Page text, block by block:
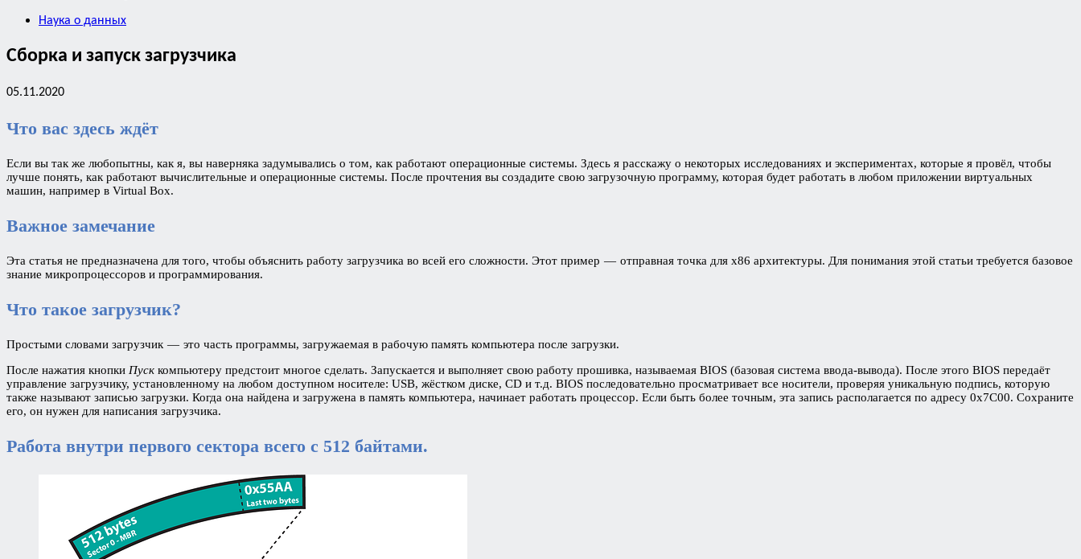
Наука о данных
Сборка и запуск загрузчика
05.11.2020
Что вас здесь ждёт
Если вы так же любопытны, как я, вы наверняка задумывались о том, как работают операционные системы. Здесь я расскажу о некоторых исследованиях и экспериментах, которые я провёл, чтобы
лучше понять, как работают вычислительные и операционные системы. После прочтения вы создадите свою загрузочную программу, которая будет работать в любом приложении виртуальных
машин, например в Virtual Box.
Важное замечание
Эта статья не предназначена для того, чтобы объяснить работу загрузчика во всей его сложности. Этот пример — отправная точка для x86 архитектуры. Для понимания этой статьи требуется базовое
знание микропроцессоров и программирования.
Что такое загрузчик?
Простыми словами загрузчик — это часть программы, загружаемая в рабочую память компьютера после загрузки.
После нажатия кнопки Пуск компьютеру предстоит многое сделать. Запускается и выполняет свою работу прошивка, называемая BIOS (базовая система ввода-вывода). После этого BIOS передаёт
управление загрузчику, установленному на любом доступном носителе: USB, жёстком диске, CD и т.д. BIOS последовательно просматривает все носители, проверяя уникальную подпись, которую
также называют записью загрузки. Когда она найдена и загружена в память компьютера, начинает работать процессор. Если быть более точным, эта запись располагается по адресу 0x7C00. Сохраните
его, он нужен для написания загрузчика.
Работа внутри первого сектора всего с 512 байтами.